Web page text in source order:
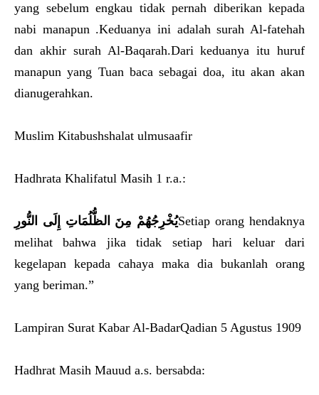
yang sebelum engkau tidak pernah diberikan kepada
nabi manapun .Keduanya ini adalah surah Al-fatehah
dan akhir surah Al-Baqarah.Dari keduanya itu huruf
manapun yang Tuan baca sebagai doa, itu akan akan
dianugerahkan.
Muslim Kitabushshalat ulmusaafir
Hadhrata Khalifatul Masih 1 r.a.:
يُخْرِجُهُمْ مِنَ الظُّلُمَاتِ إِلَى النُّورِSetiap orang hendaknya
melihat bahwa jika tidak setiap hari keluar dari
kegelapan kepada cahaya maka dia bukanlah orang
yang beriman.”
Lampiran Surat Kabar Al-BadarQadian 5 Agustus 1909
Hadhrat Masih Mauud a.s. bersabda: